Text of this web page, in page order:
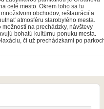
celé mesto. Okrem toho sa tu
obchodov, reštaurácií a
atmosféru starobylého mesta.
na prechádzky, návštevy
bohatú kultúrnu ponuku mesta.
či už prechádzkami po